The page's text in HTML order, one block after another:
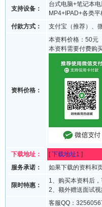
支持设备：
台式电脑+笔记本
MP4+IPAD+各类平
付款方式：
支付宝（推荐）、
资料价格：
本资料价格：50元
本资料需要付费购
下载地址：
[下载地址1 ]
服务承诺：
如果下载的资料和
限时特惠：
1、购买本资料后
2、额外赠送面试视
客服QQ：